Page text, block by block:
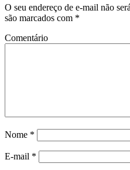
O seu endereço de e-mail não
são marcados com *
Comentário
Nome *
E-mail *